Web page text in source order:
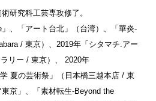
研究科工芸専攻修了。
、「アート台北」（台湾）、「華炎-
/ 東京）、2019年「シタマチ.アー
リー / 東京）、 2020年
夏の芸術祭」（日本橋三越本店 / 東
京」、「素材転生-Beyond the